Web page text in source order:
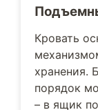
Кровать
хранения.
порядок
– в ящик